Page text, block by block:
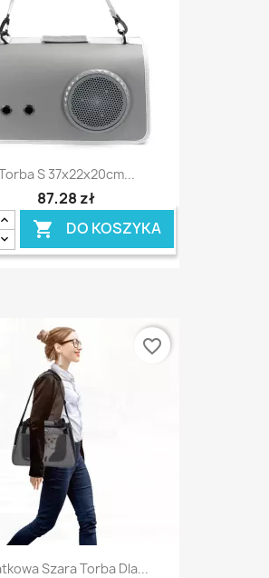
S 37x22x20cm...
87,28 zł
 DO KOSZYKA
Szara Torba Dla...
favorite_border